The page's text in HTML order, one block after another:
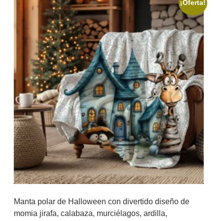
¡Oferta!
Manta polar de Halloween con divertido diseño de
momia jirafa, calabaza, murciélagos, ardilla,